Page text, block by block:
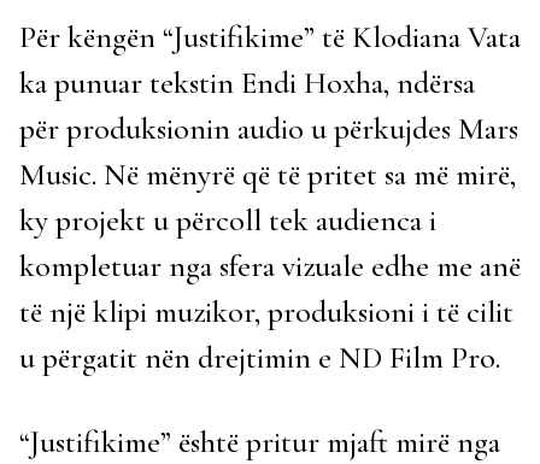
Për këngën “Justifikime” të Klodiana Vata
ka punuar tekstin Endi Hoxha, ndërsa
për produksionin audio u përkujdes Mars
Music. Në mënyrë që të pritet sa më mirë,
ky projekt u përcoll tek audienca i
kompletuar nga sfera vizuale edhe me anë
të një klipi muzikor, produksioni i të cilit
u përgatit nën drejtimin e ND Film Pro.
“Justifikime” është pritur mjaft mirë nga